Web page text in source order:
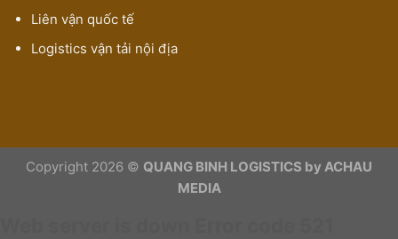
Liên vận quốc tế
Logistics vận tải nội địa
Copyright 2026 © QUANG BINH LOGISTICS by ACHAU
MEDIA